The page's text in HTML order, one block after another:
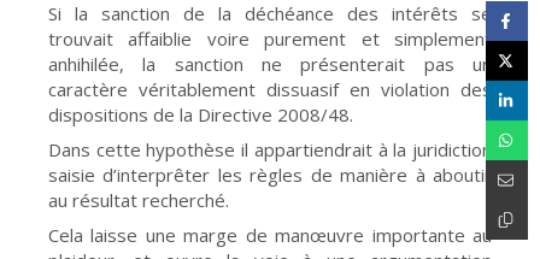
Si la sanction de la déchéance des intérêts se
trouvait affaiblie voire purement et simplement
anhihilée, la sanction ne présenterait pas un
caractère véritablement dissuasif en violation des
dispositions de la Directive 2008/48.
Dans cette hypothèse il appartiendrait à la juridiction
saisie d’interprêter les règles de manière à aboutir
au résultat recherché.
Cela laisse une marge de manœuvre importante au